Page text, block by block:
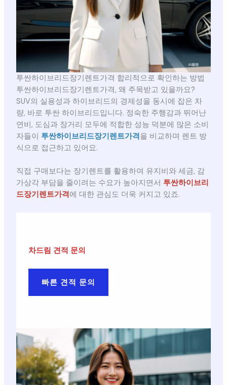
투싼하이브리드장기렌트가격 합리적으로 확인하는 방법
투싼하이브리드장기렌트가격, 왜 주목받고 있을까요?
SUV의 실용성과 하이브리드의 경제성을 동시에 잡은 차
량, 바로 투싼 하이브리드입니다. 정숙한 주행감과 뛰어난
연비, 도심과 장거리 모두에 적합한 성능 덕분에 많은 소비
자들이 투싼하이브리드장기렌트가격을 비교하며 렌트 방
식으로 접근하고 있어요.
직접 구매보다는 장기렌트를 활용하여 유지비와 세금, 감
가상각 부담을 줄이려는 수요가 높아지면서 투싼하이브리
드장기렌트가격에 대한 관심도 더욱 커지고 있죠.
차드림 견적 문의
빠른 견적 문의